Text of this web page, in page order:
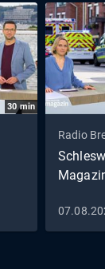
30 min
Radio